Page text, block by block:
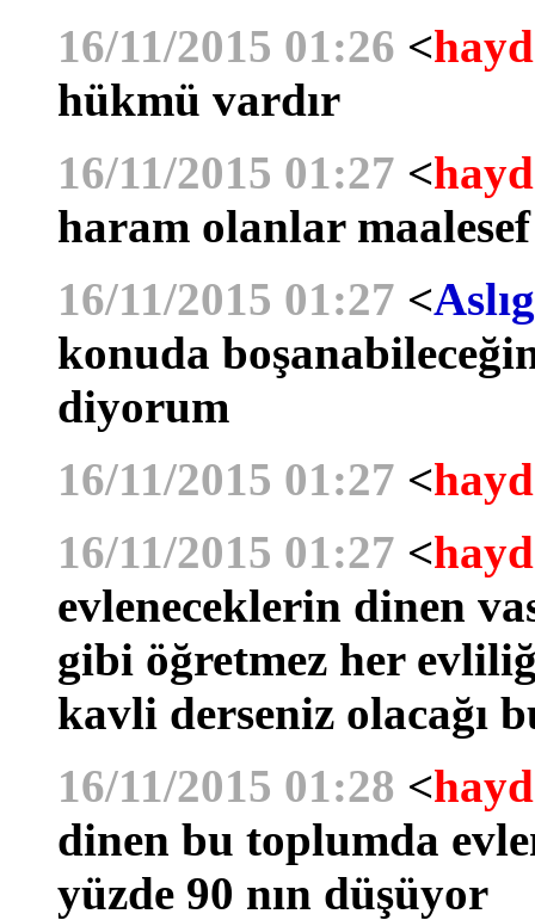
16/11/2015 01:26 <
hükmü vardır
16/11/2015 01:27 <
haram olanlar
16/11/2015 01:27 <
konuda
diyorum
16/11/2015 01:27 <
16/11/2015 01:27 <
evleneceklerin dinen
gibi öğretmez her
kavli derseniz olacağı
16/11/2015 01:28 <
dinen bu toplumda
yüzde 90 nın düşüyor